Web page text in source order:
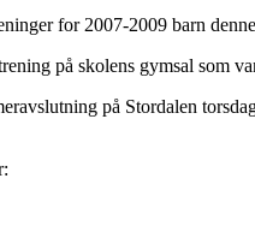
for 2007-2009 barn
på skolens gymsal som
på Stordalen